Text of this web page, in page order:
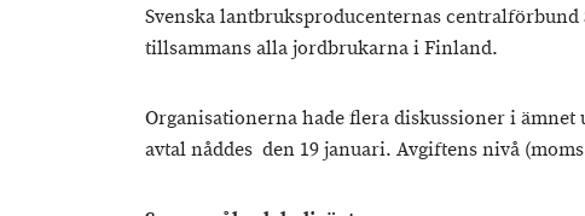
Svenska lantbruksproducenternas
tillsammans alla jordbrukarna i Finland.
Organisationerna hade flera diskussioner i
avtal nåddes den 19 januari. Avgiftens nivå (moms